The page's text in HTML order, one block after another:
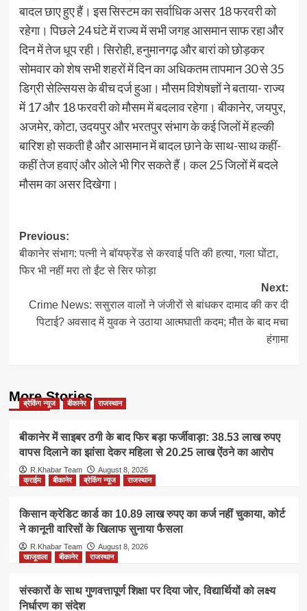
बादल छाए हुए हैं। इस सिस्टम का सर्वाधिक असर 18 फरवरी को
रहेगा। पिछले 24 घंटे में राज्य में सभी जगह आसमान साफ रहा और
दिन में तेज धूप रही। सिरोही, हनुमानगढ़ और बारां को छोड़कर
सोमवार को शेष सभी शहरों में दिन का अधिकतम तापमान 30 से 35
डिग्री सेल्सियस के बीच दर्ज हुआ। मौसम विशेषज्ञों ने बताया- राज्य
में 17 और 18 फरवरी को मौसम में बदलाव रहेगा। बीकानेर, जयपुर,
अजमेर, कोटा, उदयपुर और भरतपुर संभाग के कई जिलों में हल्की
बारिश हो सकती है और आसमान में बादल छाने के साथ-साथ कहीं-
कहीं तेज हवाएं और ओले भी गिर सकते हैं। कल 25 जिलों में बदले
मौसम का असर दिखेगा।
Post
navigation
Previous:
बीकानेर संभाग: पत्नी ने बॉयफ्रेंड से करवाई पति की हत्या, गला घोंटा,
फिर भी नहीं मरा तो ईंट से सिर फोड़ा
Next:
Crime News: ससुराल वालों ने जंजीरों से बांधकर दामाद की कर दी
पिटाई? अवसाद में युवक ने उठाया आत्मघाती कदम; मौत के बाद मचा
हंगामा
More Stories
ब्रेकिंग न्यूज बीकानेर राजस्थान
बीकानेर में साइबर ठगी के बाद फिर बड़ा फर्जीवाड़ा: 38.53 लाख रुपए
वापस दिलाने का झांसा देकर महिला से 20.25 लाख ऐंठने का आरोप
R.Khabar Team
August 8, 2026
क्राईम
बीकानेर ब्रेकिंग न्यूज राजस्थान
किसान क्रेडिट कार्ड का 10.89 लाख रुपए का कर्ज नहीं चुकाया, कोर्ट
ने कानूनी वारिसों के खिलाफ सुनाया फैसला
R.Khabar Team
August 8, 2026
खाजूवाला
बीकानेर राजस्थान
संस्कारों के साथ गुणवत्तापूर्ण शिक्षा पर दिया जोर, विद्यार्थियों को लक्ष्य
निर्धारण का संदेश